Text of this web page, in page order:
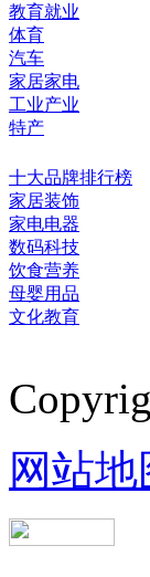
教育就业
体育
汽车
家居家电
工业产业
特产
十大品牌排行榜
家居装饰
家电电器
数码科技
饮食营养
母婴用品
文化教育
网站地